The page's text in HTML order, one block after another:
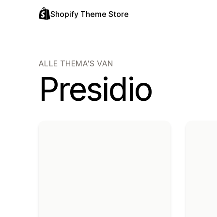
Shopify Theme Store
ALLE THEMA'S VAN
Presidio